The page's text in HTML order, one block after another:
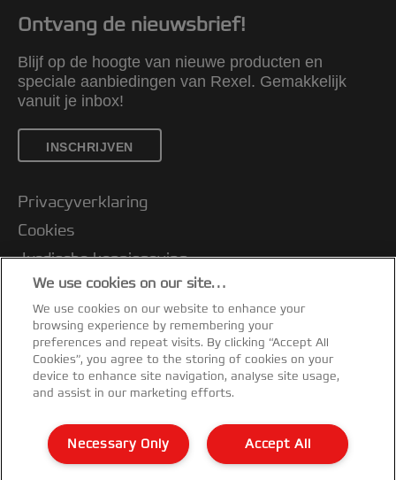
Ontvang de nieuwsbrief!
Blijf op de hoogte van nieuwe producten en
speciale aanbiedingen van Rexel. Gemakkelijk
vanuit je inbox!
INSCHRIJVEN
Privacyverklaring
Cookies
Jurdische kennisgeving
Imprint
Klantenservice
Mijn gegevens beheren
Garantievoorwaarden
Conformiteitsverklaringen
Richtlijnen bij recycling van verpakkingen
Sitemap
We use cookies on our site…
We use cookies on our website to enhance your
browsing experience by remembering your
preferences and repeat visits. By clicking “Accept All
Cookies”, you agree to the storing of cookies on your
device to enhance site navigation, analyse site usage,
and assist in our marketing efforts.
Accept All
Necessary Only